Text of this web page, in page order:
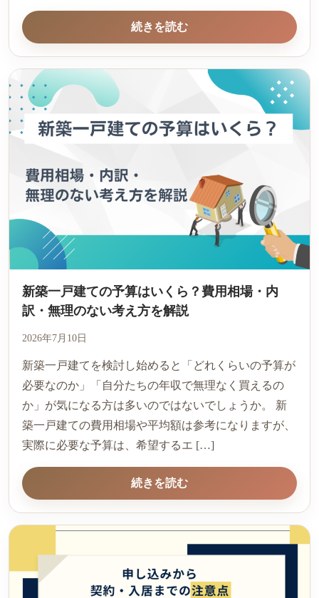
続きを読む
新築一戸建ての予算はいくら？費用相場・内
訳・無理のない考え方を解説
2026年7月10日
新築一戸建てを検討し始めると「どれくらいの予算が
必要なのか」「自分たちの年収で無理なく買えるの
か」が気になる方は多いのではないでしょうか。 新
築一戸建ての費用相場や平均額は参考になりますが、
実際に必要な予算は、希望するエ […]
続きを読む